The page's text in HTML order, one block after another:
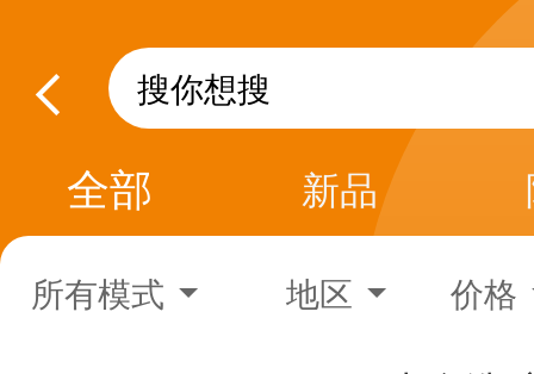
全部 新品
所有模式 地区 价格